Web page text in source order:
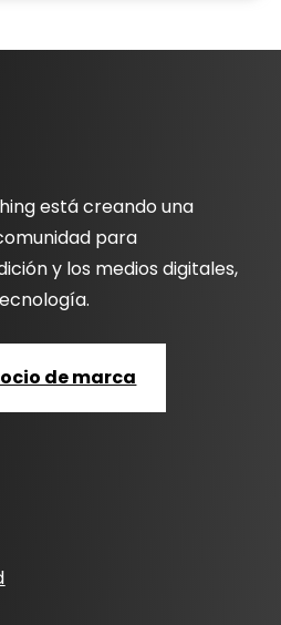
está creando una
para
y los medios digitales,
de marca